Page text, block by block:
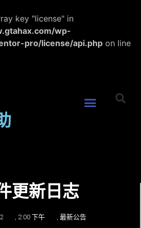
key "license" in
wp-
pro/license/api.php on line
更新日志
2:00 下午 最新公告